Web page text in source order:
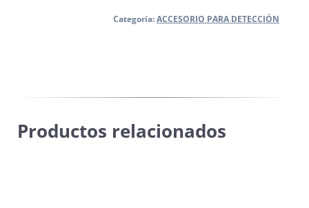
Categoría:ACCESORIO PARA DETECCIÓN
Productos relacionados